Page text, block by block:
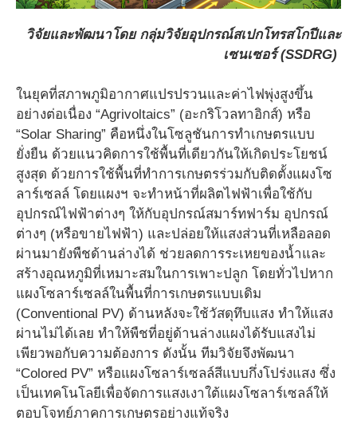
วิจัยและพัฒนาโดย กลุ่มวิจัยอุปกรณ์สเปกโทรสโกปีและ
เซนเซอร์ (SSDRG)
ในยุคที่สภาพภูมิอากาศแปรปรวนและค่าไฟพุ่งสูงขึ้น
อย่างต่อเนื่อง “Agrivoltaics” (อะกริโวลทาอิกส์) หรือ
“Solar Sharing” คือหนึ่งในโซลูชันการทำเกษตรแบบ
ยั่งยืน ด้วยแนวคิดการใช้พื้นที่เดียวกันให้เกิดประโยชน์
สูงสุด ด้วยการใช้พื้นที่ทำการเกษตรร่วมกับติดตั้งแผงโซ
ลาร์เซลล์ โดยแผงฯ จะทำหน้าที่ผลิตไฟฟ้าเพื่อใช้กับ
อุปกรณ์ไฟฟ้าต่างๆ ให้กับอุปกรณ์สมาร์ทฟาร์ม อุปกรณ์
ต่างๆ (หรือขายไฟฟ้า) และปล่อยให้แสงส่วนที่เหลือลอด
ผ่านมายังพืชด้านล่างได้ ช่วยลดการระเหยของน้ำและ
สร้างอุณหภูมิที่เหมาะสมในการเพาะปลูก โดยทั่วไปหาก
แผงโซลาร์เซลล์ในพื้นที่การเกษตรแบบเดิม
(Conventional PV) ด้านหลังจะใช้วัสดุทึบแสง ทำให้แสง
ผ่านไม่ได้เลย ทำให้พืชที่อยู่ด้านล่างแผงได้รับแสงไม่
เพียวพอกับความต้องการ ดังนั้น ทีมวิจัยจึงพัฒนา
“Colored PV” หรือแผงโซลาร์เซลล์สีแบบกึ่งโปร่งแสง ซึ่ง
เป็นเทคโนโลยีเพื่อจัดการแสงเงาใต้แผงโซลาร์เซลล์ให้
ตอบโจทย์ภาคการเกษตรอย่างแท้จริง